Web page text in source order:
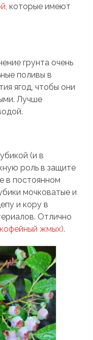
, которые имеют
грунта очень
поливы в
ягод, чтобы они
Лучше
(и в
роль в защите
в постоянном
мочковатые и
и кору в
Отлично
жмых).